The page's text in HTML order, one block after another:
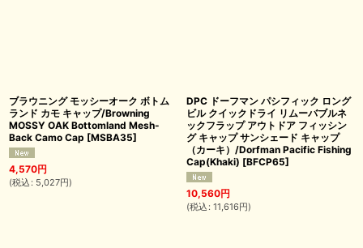
ブラウニング モッシーオーク ボトム
ランド カモ キャップ/Browning
MOSSY OAK Bottomland Mesh-
Back Camo Cap [MSBA35]
4,570円
(税込 : 5,027円)
DPC ドーフマン パシフィック ロング
ビル クイックドライ リムーバブルネ
ックフラップ アウトドア フィッシン
グ キャップ サンシェード キャップ
（カーキ）/Dorfman Pacific Fishing
Cap(Khaki) [BFCP65]
10,560円
(税込 : 11,616円)